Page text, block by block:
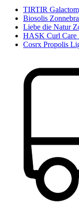
TIRTIR
Biosolis
Liebe die Natur
HASK Curl Care
Cosrx Propolis